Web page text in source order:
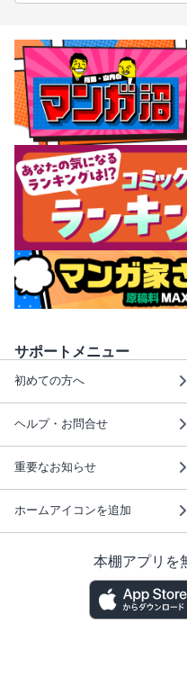
サポートメニュー
初めての方へ
ヘルプ・お問合せ
重要なお知らせ
ホームアイコンを追加
本棚アプリを